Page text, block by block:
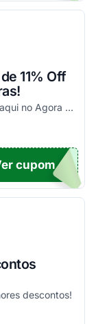
11% Off
Aproveite esse cupom disponível somente aqui no Agora Cupom e economize com facilidade nas suas compras! Válido somente em compras parceladas!
OM11
cupom
descontos!